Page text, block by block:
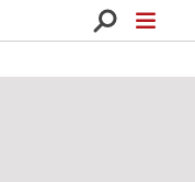
Stiftung